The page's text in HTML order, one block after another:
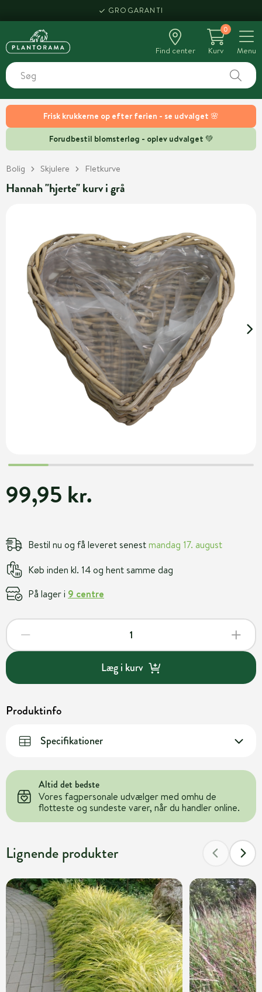
Frisk krukkerne op efter ferien - se udvalget 🌸
Forudbestil blomsterløg - oplev udvalget 💚
GROGARANTI
Find center
0
Kurv
Menu
Bolig Skjulere Fletkurve
Hannah "hjerte" kurv i grå
99,95 kr.
Bestil nu og få leveret senestmandag 17. august
Køb inden kl. 14 og hent samme dag
På lager i 9 centre
Læg i kurv
Produktinfo
Specifikationer
Altid det bedste
Vores fagpersonale udvælger med omhu de
flotteste og sundeste varer, når du handler online.
Lignende produkter